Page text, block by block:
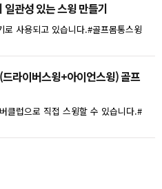
관성 있는 스윙 만들기
사용되고 있습니다.#골프몸통스윙
라이버스윙+아이언스윙) 골프
클럽으로 직접 스윙할 수 있습니다.#